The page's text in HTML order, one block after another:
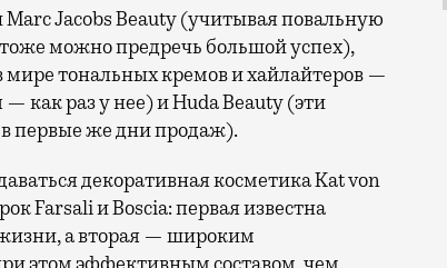
Jacobs Beautу (учитывая повальную
можно предречь большой успех),
тональных кремов и хайлайтеров —
как раз у нее) и Huda Beauty (эти
в первые же дни продаж).
декоративная косметика Kat von
Farsali и Boscia: первая известна
а вторая — широким